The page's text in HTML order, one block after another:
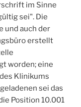
im Sinne
sei". Die
und auch der
erstellt
worden; eine
Klinikums
sei das
Position 10.001